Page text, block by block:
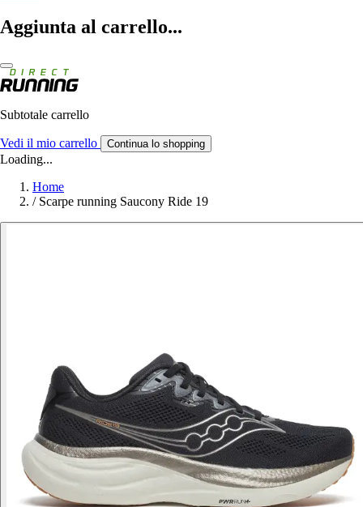
Aggiunta al carrello...
Subtotale carrello
Vedi il mio carrello Continua lo shopping
Loading...
Home
/ Scarpe running Saucony Ride 19